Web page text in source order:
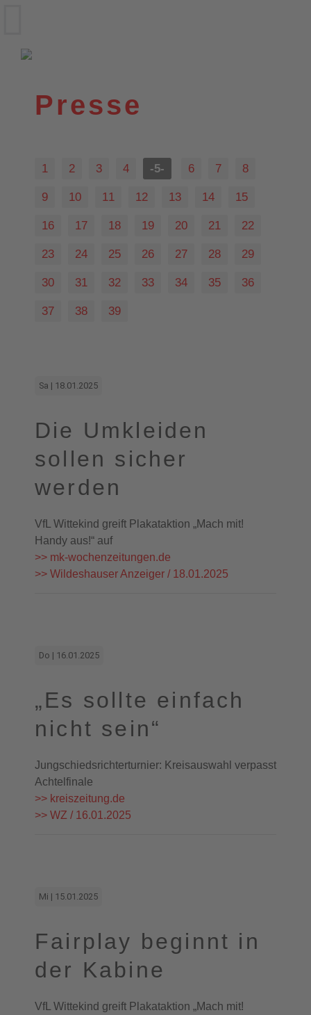
Presse
1 2 3 4 -5- 6 7 8
9 10 11 12 13 14 15
16 17 18 19 20 21 22
23 24 25 26 27 28 29
30 31 32 33 34 35 36
37 38 39
Sa | 18.01.2025
Die Umkleiden
sollen sicher
werden
VfL Wittekind greift Plakataktion „Mach mit!
Handy aus!“ auf
>> mk-wochenzeitungen.de
>> Wildeshauser Anzeiger / 18.01.2025
Do | 16.01.2025
„Es sollte einfach
nicht sein“
Jungschiedsrichterturnier: Kreisauswahl verpasst
Achtelfinale
>> kreiszeitung.de
>> WZ / 16.01.2025
Mi | 15.01.2025
Fairplay beginnt in
der Kabine
VfL Wittekind greift Plakataktion „Mach mit!